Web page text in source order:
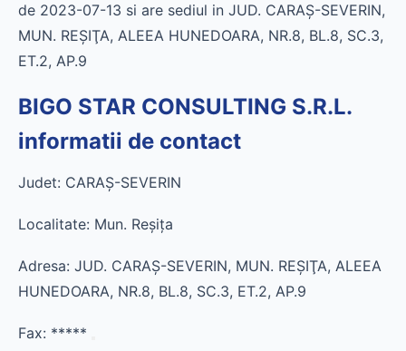
de 2023-07-13 si are sediul in JUD. CARAŞ-SEVERIN,
MUN. REŞIŢA, ALEEA HUNEDOARA, NR.8, BL.8, SC.3,
ET.2, AP.9
BIGO STAR CONSULTING S.R.L.
informatii de contact
Judet: CARAŞ-SEVERIN
Localitate: Mun. Reşiţa
Adresa: JUD. CARAŞ-SEVERIN, MUN. REŞIŢA, ALEEA
HUNEDOARA, NR.8, BL.8, SC.3, ET.2, AP.9
Fax: *****